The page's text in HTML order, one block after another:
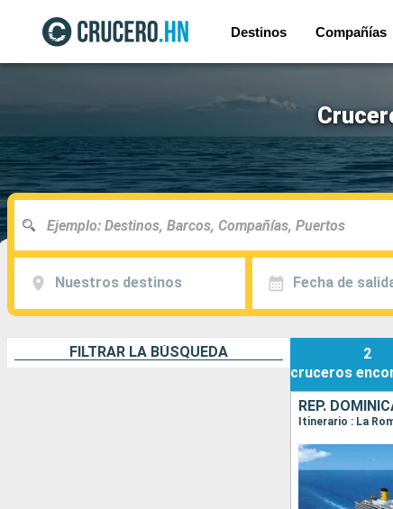
Destinos Compañías
Nuestros destinos Fecha de
FILTRAR LA BÚSQUEDA
2
cruceros
REP.
Itinerario : La